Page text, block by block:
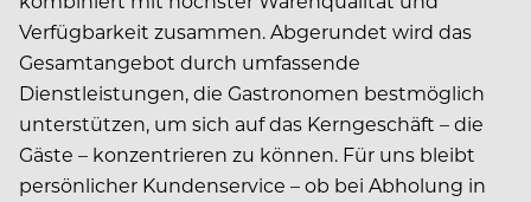
Verfügbarkeit zusammen. Abgerundet wird das
Gesamtangebot durch umfassende
Dienstleistungen, die Gastronomen bestmöglich
unterstützen, um sich auf das Kerngeschäft – die
Gäste – konzentrieren zu können. Für uns bleibt
persönlicher Kundenservice – ob bei Abholung in